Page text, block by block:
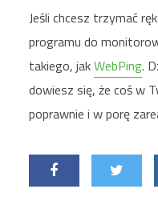
Jeśli chcesz trzymać
programu do
takiego, jakWebPing.
dowiesz się, że coś w
poprawnie i w porę